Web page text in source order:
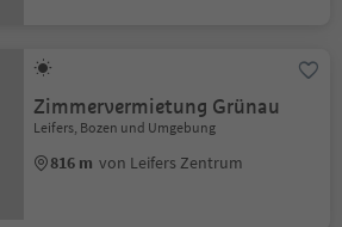
Zimmervermietung Grünau
Leifers, Bozen und Umgebung
816 m von Leifers Zentrum